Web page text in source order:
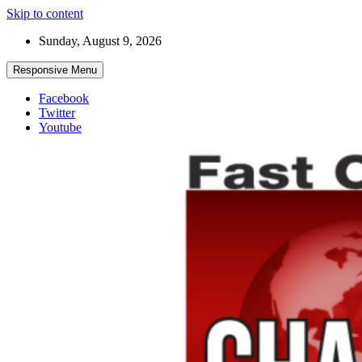
Skip to content
Sunday, August 9, 2026
Responsive Menu
Facebook
Twitter
Youtube